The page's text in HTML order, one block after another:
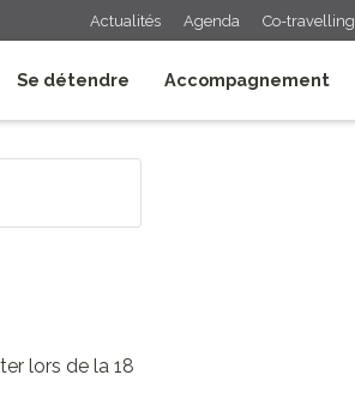
Actualités Agenda Co-travelling
Se détendre Accompagnement
lors de la 18